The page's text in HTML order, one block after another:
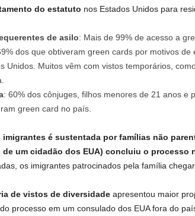
do estatuto nos Estados Unidos para
de asilo: Mais de 99% de acesso a
dos que obtiveram green cards por motivos de
Unidos. Muitos vêm com vistos temporários,
: 60% dos cônjuges, filhos menores de 21 anos e
green card no país.
imigrantes é sustentada por famílias não
um cidadão dos EUA) concluiu o processo
os imigrantes patrocinados pela família
de vistos de diversidadeapresentou maior
processo em um consulado dos EUA fora do